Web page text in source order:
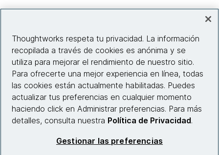
Información del sitio web
Conecta con nosotros
Thoughtworks respeta tu privacidad. La información
recopilada a través de cookies es anónima y se
utiliza para mejorar el rendimiento de nuestro sitio.
Para ofrecerte una mejor experiencia en línea, todas
las cookies están actualmente habilitadas. Puedes
actualizar tus preferencias en cualquier momento
haciendo click en Administrar preferencias. Para más
detalles, consulta nuestra Política de Privacidad.
Gestionar las preferencias